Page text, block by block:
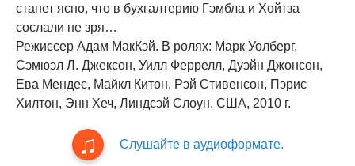
станет ясно, что в бухгалтерию Гэмбла и Хойтза
сослали не зря…
Режиссер Адам МакКэй. В ролях: Марк Уолберг,
Сэмюэл Л. Джексон, Уилл Феррелл, Дуэйн Джонсон,
Ева Мендес, Майкл Китон, Рэй Стивенсон, Пэрис
Хилтон, Энн Хеч, Линдсэй Слоун. США, 2010 г.
Слушайте в аудиоформате.